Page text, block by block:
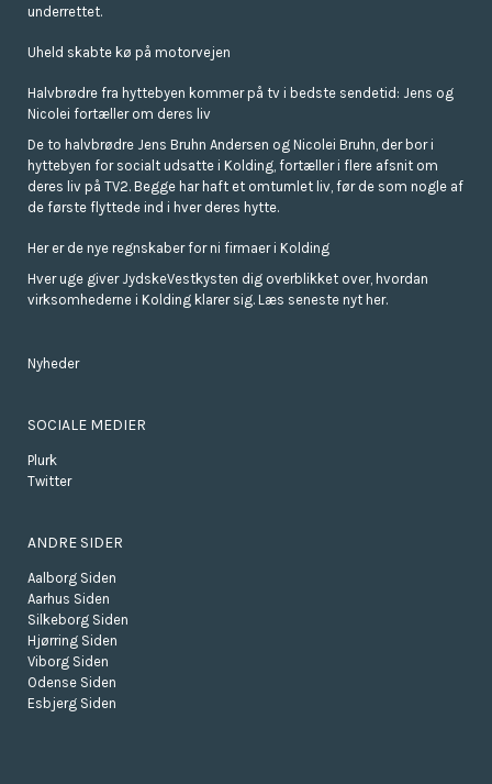
underrettet.
Uheld skabte kø på motorvejen
Halvbrødre fra hyttebyen kommer på tv i bedste sendetid: Jens og
Nicolei fortæller om deres liv
De to halvbrødre Jens Bruhn Andersen og Nicolei Bruhn, der bor i
hyttebyen for socialt udsatte i Kolding, fortæller i flere afsnit om
deres liv på TV2. Begge har haft et omtumlet liv, før de som nogle af
de første flyttede ind i hver deres hytte.
Her er de nye regnskaber for ni firmaer i Kolding
Hver uge giver JydskeVestkysten dig overblikket over, hvordan
virksomhederne i Kolding klarer sig. Læs seneste nyt her.
Nyheder
SOCIALE MEDIER
Plurk
Twitter
ANDRE SIDER
Aalborg Siden
Aarhus Siden
Silkeborg Siden
Hjørring Siden
Viborg Siden
Odense Siden
Esbjerg Siden